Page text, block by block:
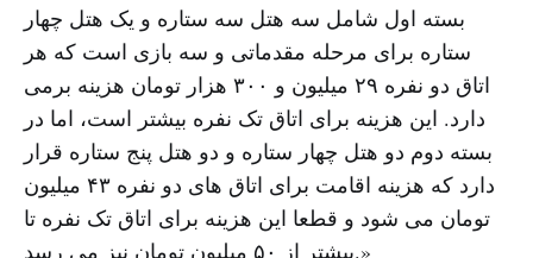
بسته اول شامل سه هتل سه ستاره و یک هتل چهار
ستاره برای مرحله مقدماتی و سه بازی است که هر
اتاق دو نفره ۲۹ میلیون و ۳۰۰ هزار تومان هزینه برمی
دارد. این هزینه برای اتاق تک نفره بیشتر است، اما در
بسته دوم دو هتل چهار ستاره و دو هتل پنج ستاره قرار
دارد که هزینه اقامت برای اتاق های دو نفره ۴۳ میلیون
تومان می شود و قطعا این هزینه برای اتاق تک نفره تا
بیشتر از ۵۰ میلیون تومان نیز می رسد.»